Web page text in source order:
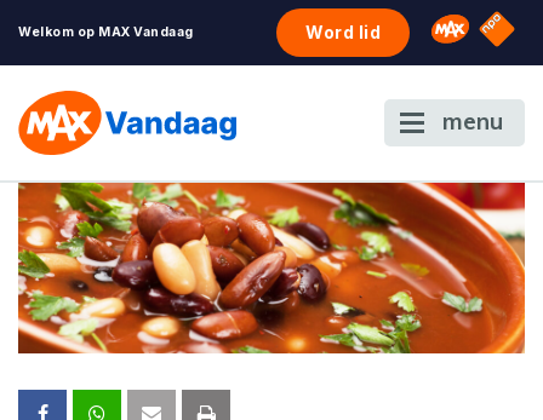
Welkom op MAX Vandaag Word lid Omroep
NPO
menu